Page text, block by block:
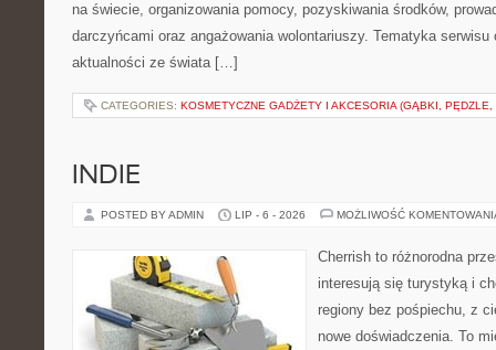
na świecie, organizowania pomocy, pozyskiwania środków,
darczyńcami oraz angażowania wolontariuszy. Tematyka
aktualności ze świata […]
CATEGORIES: KOSMETYCZNE GADŻETY I AKCESORIA (GĄBKI, PĘDZLE,
INDIE
POSTED BY ADMIN LIP - 6 - 2026 MOŻLIWOŚĆ
Cherrish to różnorodna
interesują się turystyką i
regiony bez pośpiechu, z
nowe doświadczenia. To